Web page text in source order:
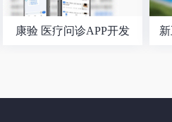
康验 医疗问诊APP开发